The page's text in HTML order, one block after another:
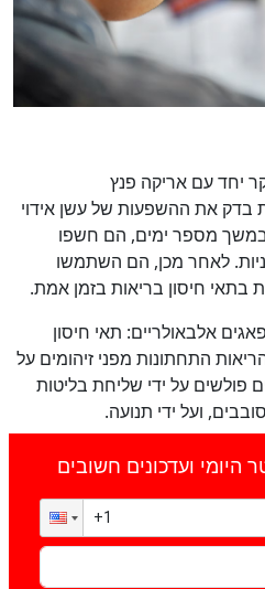
יחד עם אריקה פנץ
בדק את ההשפעות של עשן אידוי
מספר ימים, הם חשפו
לאחר מכן, הם השתמשו
בתאי חיסון בריאות בזמן אמת.
אלבאולריים: תאי חיסון
התחתונות מפני זיהומים על
פולשים על ידי שליחת בליטות
ועל ידי תנועה.
ועדכונים חשובים